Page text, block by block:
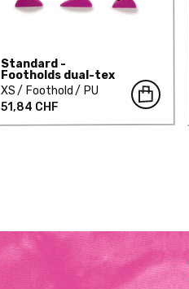
Standard -
Footholds dual-tex
XS
Foothold
PU
51,84 CHF